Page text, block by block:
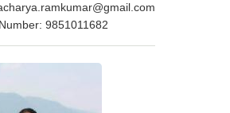
9851011682